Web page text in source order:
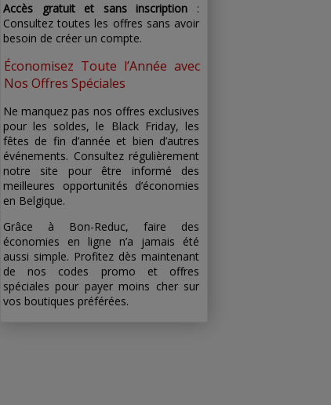
Accès gratuit et sans inscription :
Consultez toutes les offres sans avoir
besoin de créer un compte.
Économisez Toute l’Année avec
Nos Offres Spéciales
Ne manquez pas nos offres exclusives
pour les soldes, le Black Friday, les
fêtes de fin d’année et bien d’autres
événements. Consultez régulièrement
notre site pour être informé des
meilleures opportunités d’économies
en Belgique.
Grâce à Bon-Reduc, faire des
économies en ligne n’a jamais été
aussi simple. Profitez dès maintenant
de nos codes promo et offres
spéciales pour payer moins cher sur
vos boutiques préférées.